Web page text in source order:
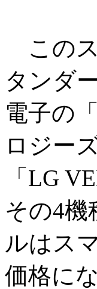
このス
タンダ
電子の
ロジー
「LG
その4
ルはス
価格に